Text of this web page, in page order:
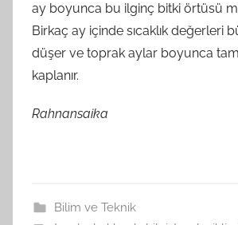
ay boyunca bu ilginç bitki örtüsü
Birkaç ay içinde sıcaklık değerleri
düşer ve toprak aylar boyunca
kaplanır.
Rahnansaika
Bilim ve Teknik